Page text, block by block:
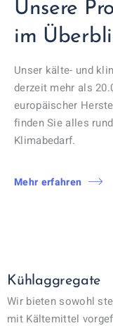
Unsere
im
Unser kälte- und
derzeit mehr als
europäischer
finden Sie alles
Klimabedarf.
Mehr erfahren
Kühlaggregate
Wir bieten sowohl
mit Kältemittel